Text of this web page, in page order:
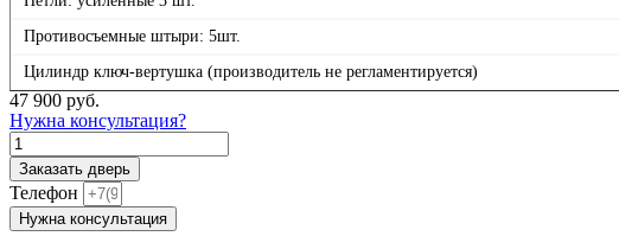
Противосъемные штыри: 5шт.
Цилиндр ключ-вертушка (производитель не регламентируется)
47 900 руб.
Нужна консультация?
Количество
товара
П1
Белая,
панель
Заказать дверь
Телефон
Нужна консультация